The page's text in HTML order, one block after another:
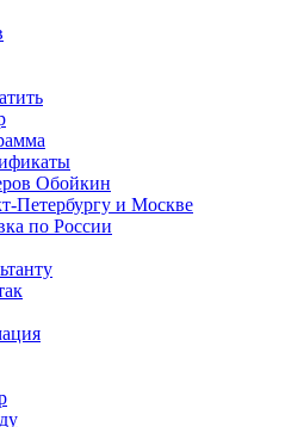
Обойкин
Петербургу и Москве
по России